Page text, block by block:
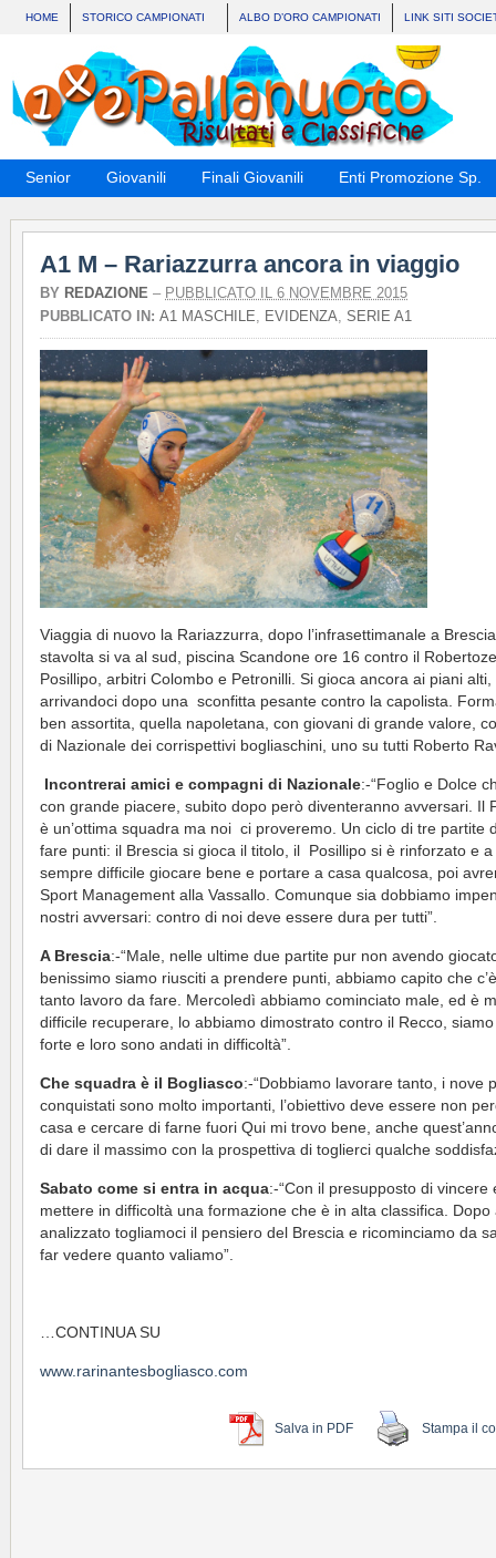
HOME STORICO CAMPIONATI ALBO D’ORO CAMPIONATI LINK SITI
Senior Giovanili Finali Giovanili Enti Promozione Sp.
A1 M – Rariazzurra ancora in viaggio
BY REDAZIONE – PUBBLICATO IL 6 NOVEMBRE 2015
PUBBLICATO IN: A1 MASCHILE, EVIDENZA, SERIE A1
Viaggia di nuovo la Rariazzurra, dopo l’infrasettimanale a
stavolta si va al sud, piscina Scandone ore 16 contro il
Posillipo, arbitri Colombo e Petronilli. Si gioca ancora ai piani alti,
arrivandoci dopo una sconfitta pesante contro la capolista.
ben assortita, quella napoletana, con giovani di grande valore,
di Nazionale dei corrispettivi bogliaschini, uno su tutti Roberto
Incontrerai amici e compagni di Nazionale:-“Foglio e Dolce
con grande piacere, subito dopo però diventeranno avversari. Il
è un’ottima squadra ma noi ci proveremo. Un ciclo di tre partite
fare punti: il Brescia si gioca il titolo, il Posillipo si è rinforzato e a
sempre difficile giocare bene e portare a casa qualcosa, poi
Sport Management alla Vassallo. Comunque sia dobbiamo
nostri avversari: contro di noi deve essere dura per tutti”.
A Brescia:-“Male, nelle ultime due partite pur non avendo
benissimo siamo riusciti a prendere punti, abbiamo capito che
tanto lavoro da fare. Mercoledì abbiamo cominciato male, ed è
difficile recuperare, lo abbiamo dimostrato contro il Recco,
forte e loro sono andati in difficoltà”.
Che squadra è il Bogliasco:-“Dobbiamo lavorare tanto, i nove
conquistati sono molto importanti, l’obiettivo deve essere non
casa e cercare di farne fuori Qui mi trovo bene, anche
di dare il massimo con la prospettiva di toglierci qualche
Sabato come si entra in acqua:-“Con il presupposto di vincere
mettere in difficoltà una formazione che è in alta classifica. Dopo
analizzato togliamoci il pensiero del Brescia e ricominciamo da
far vedere quanto valiamo”.
…CONTINUA SU
www.rarinantesbogliasco.com
Salva in PDF Stampa il